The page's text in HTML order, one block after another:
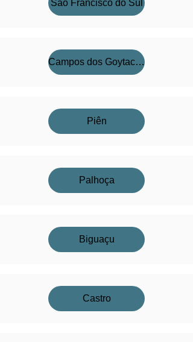
São Francisco do Sul
Campos dos Goytacazes
Piên
Palhoça
Biguaçu
Castro